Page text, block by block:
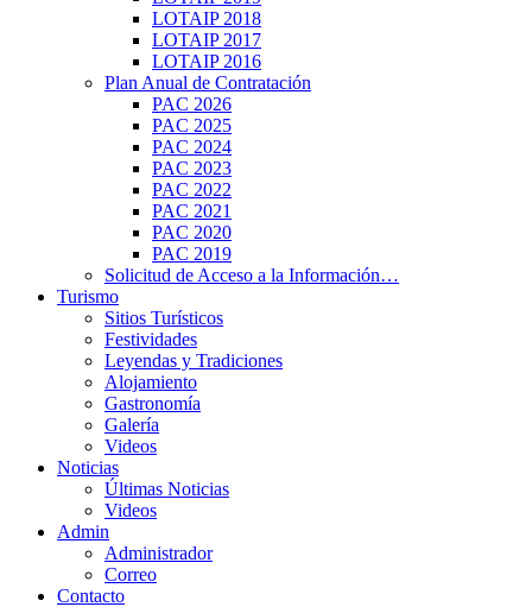
LOTAIP 2018
LOTAIP 2017
LOTAIP 2016
Plan Anual de Contratación
PAC 2026
PAC 2025
PAC 2024
PAC 2023
PAC 2022
PAC 2021
PAC 2020
PAC 2019
Solicitud de Acceso a la Información…
Turismo
Sitios Turísticos
Festividades
Leyendas y Tradiciones
Alojamiento
Gastronomía
Galería
Videos
Noticias
Últimas Noticias
Videos
Admin
Administrador
Correo
Contacto